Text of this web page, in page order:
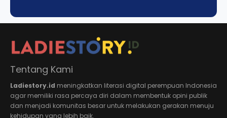
Tentang Kami
Ladiestory.id meningkatkan literasi digital perempuan Indonesia
agar memiliki rasa percaya diri dalam membentuk opini publik
dan menjadi komunitas besar untuk melakukan gerakan menuju
kehidupan yang lebih baik.